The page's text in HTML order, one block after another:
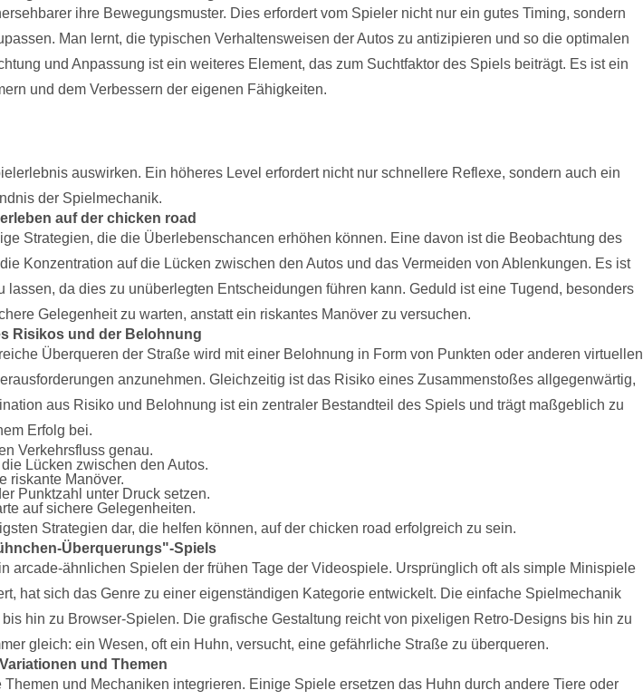
ihre Bewegungsmuster. Dies erfordert vom Spieler nicht nur ein gutes Timing, sondern
Man lernt, die typischen Verhaltensweisen der Autos zu antizipieren und so die optimalen
und Anpassung ist ein weiteres Element, das zum Suchtfaktor des Spiels beiträgt. Es ist ein
und dem Verbessern der eigenen Fähigkeiten.
auswirken. Ein höheres Level erfordert nicht nur schnellere Reflexe, sondern auch ein
der Spielmechanik.
auf der chicken road
Strategien, die die Überlebenschancen erhöhen können. Eine davon ist die Beobachtung des
Konzentration auf die Lücken zwischen den Autos und das Vermeiden von Ablenkungen. Es ist
da dies zu unüberlegten Entscheidungen führen kann. Geduld ist eine Tugend, besonders
Gelegenheit zu warten, anstatt ein riskantes Manöver zu versuchen.
Risikos und der Belohnung
Überqueren der Straße wird mit einer Belohnung in Form von Punkten oder anderen virtuellen
anzunehmen. Gleichzeitig ist das Risiko eines Zusammenstoßes allgegenwärtig,
aus Risiko und Belohnung ist ein zentraler Bestandteil des Spiels und trägt maßgeblich zu
Erfolg bei.
Verkehrsfluss genau.
Lücken zwischen den Autos.
riskante Manöver.
Punktzahl unter Druck setzen.
auf sichere Gelegenheiten.
Strategien dar, die helfen können, auf der chicken road erfolgreich zu sein.
Überquerungs"-Spiels
arcade-ähnlichen Spielen der frühen Tage der Videospiele. Ursprünglich oft als simple Minispiele
hat sich das Genre zu einer eigenständigen Kategorie entwickelt. Die einfache Spielmechanik
hin zu Browser-Spielen. Die grafische Gestaltung reicht von pixeligen Retro-Designs bis hin zu
gleich: ein Wesen, oft ein Huhn, versucht, eine gefährliche Straße zu überqueren.
und Themen
und Mechaniken integrieren. Einige Spiele ersetzen das Huhn durch andere Tiere oder